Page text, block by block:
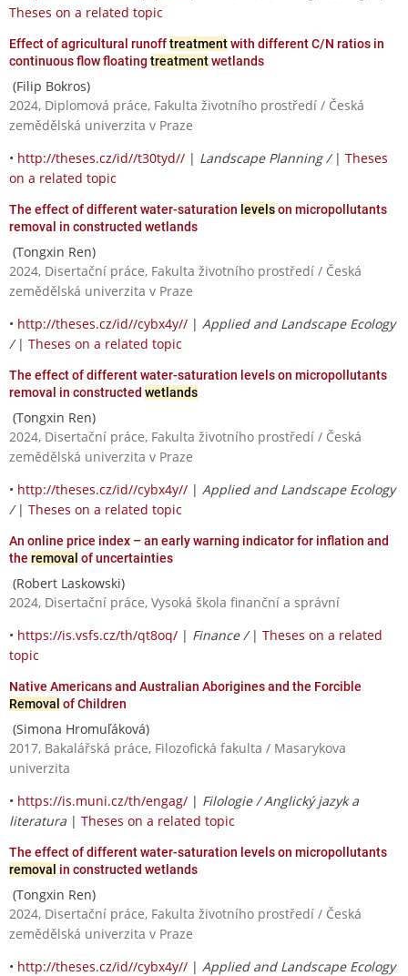
Theses on a related topic
Effect of agricultural runofftreatmentwith different C/N ratios in
continuous flow floating treatmentwetlands
(Filip Bokros)
2024, Diplomová práce, Fakulta životního prostředí / Česká
zemědělská univerzita v Praze
• http://theses.cz/id//t30tyd// | Landscape Planning / | Theses
on a related topic
The effect of different water-saturation levelson micropollutants
removal in constructed wetlands
(Tongxin Ren)
2024, Disertační práce, Fakulta životního prostředí / Česká
zemědělská univerzita v Praze
• http://theses.cz/id//cybx4y// | Applied and Landscape Ecology
/ | Theses on a related topic
The effect of different water-saturation levels on micropollutants
removal in constructed wetlands
(Tongxin Ren)
2024, Disertační práce, Fakulta životního prostředí / Česká
zemědělská univerzita v Praze
• http://theses.cz/id//cybx4y// | Applied and Landscape Ecology
/ | Theses on a related topic
An online price index – an early warning indicator for inflation and
the removal of uncertainties
(Robert Laskowski)
2024, Disertační práce, Vysoká škola finanční a správní
• https://is.vsfs.cz/th/qt8oq/ | Finance / | Theses on a related
topic
Native Americans and Australian Aborigines and the Forcible
Removal of Children
(Simona Hromuľáková)
2017, Bakalářská práce, Filozofická fakulta / Masarykova
univerzita
• https://is.muni.cz/th/engag/ | Filologie / Anglický jazyk a
literatura | Theses on a related topic
The effect of different water-saturation levels on micropollutants
removal in constructed wetlands
(Tongxin Ren)
2024, Disertační práce, Fakulta životního prostředí / Česká
zemědělská univerzita v Praze
• http://theses.cz/id//cybx4y// | Applied and Landscape Ecology